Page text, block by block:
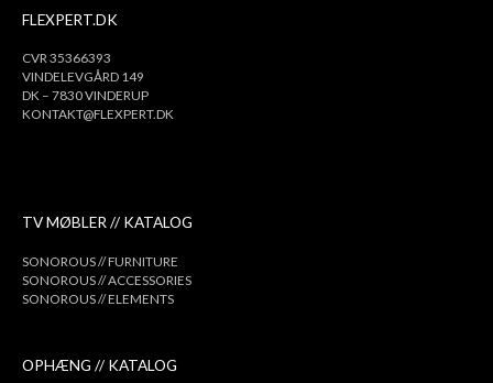
FLEXPERT.DK
CVR 35366393
VINDELEVGÅRD 149
DK – 7830 VINDERUP
KONTAKT@FLEXPERT.DK
TV MØBLER // KATALOG
SONOROUS // FURNITURE
SONOROUS // ACCESSORIES
SONOROUS // ELEMENTS
OPHÆNG // KATALOG